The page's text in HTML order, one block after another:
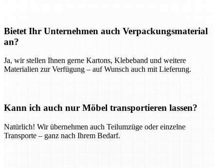
Bietet Ihr Unternehmen auch Verpackungsmaterial
an?
Ja, wir stellen Ihnen gerne Kartons, Klebeband und weitere
Materialien zur Verfügung – auf Wunsch auch mit Lieferung.
Kann ich auch nur Möbel transportieren lassen?
Natürlich! Wir übernehmen auch Teilumzüge oder einzelne
Transporte – ganz nach Ihrem Bedarf.